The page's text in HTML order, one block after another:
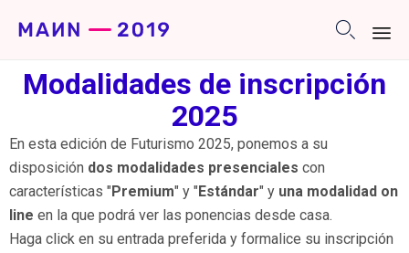

Modalidades de inscripción
2025
En esta edición de Futurismo 2025, ponemos a su
disposición dos modalidades presenciales con
características "Premium" y "Estándar" y una modalidad on
line en la que podrá ver las ponencias desde casa.
Haga click en su entrada preferida y formalice su inscripción